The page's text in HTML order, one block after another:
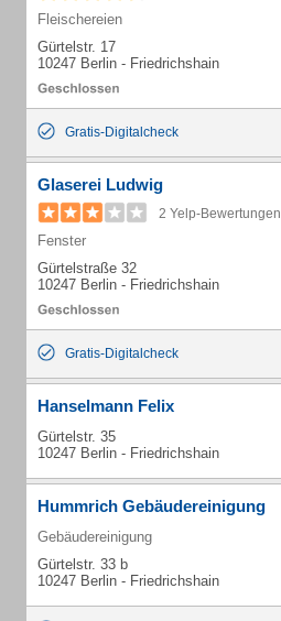
Fleischereien
Gürtelstr. 17
10247 Berlin - Friedrichshain
Gratis-Digitalcheck
Glaserei Ludwig
2 Yelp-Bewertungen
Fenster
Gürtelstraße 32
10247 Berlin - Friedrichshain
Gratis-Digitalcheck
Hanselmann Felix
Gürtelstr. 35
10247 Berlin - Friedrichshain
Hummrich Gebäudereinigung
Gebäudereinigung
Gürtelstr. 33 b
10247 Berlin - Friedrichshain